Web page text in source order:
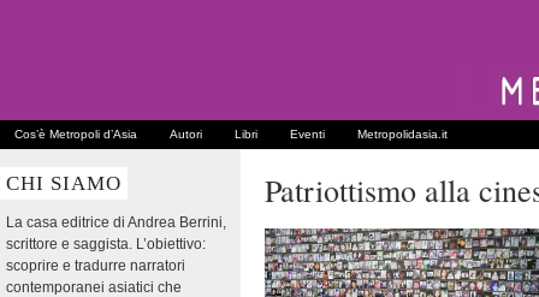
Cos’è Metropoli d’Asia Autori Libri Eventi Metropolidasia.it
CHI SIAMO
La casa editrice di Andrea Berrini,
scrittore e saggista. L’obiettivo:
scoprire e tradurre narratori
contemporanei asiatici che
Patriottismo alla